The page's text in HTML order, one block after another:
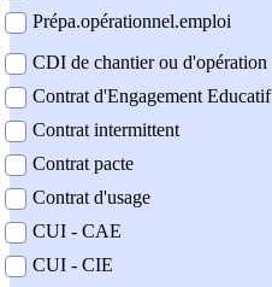
Prépa.opérationnel.emploi
CDI de chantier ou d'opération
Contrat d'Engagement Educatif
Contrat intermittent
Contrat pacte
Contrat d'usage
CUI - CAE
CUI - CIE